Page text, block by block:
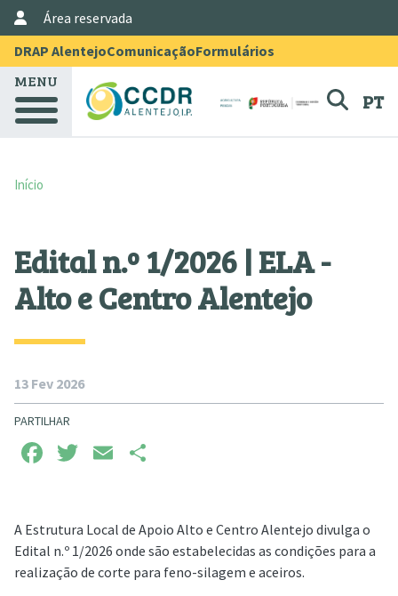
Passar para o conteúdo principal
Menu Topo
DRAP AlentejoComunicaçãoFormulários
User Account Menu
Área reservada
MENU
PT
Início
Edital n.º 1/2026 | ELA -
Alto e Centro Alentejo
13 Fev 2026
PARTILHAR
Facebook
TwitterEmail
A Estrutura Local de Apoio Alto e Centro Alentejo divulga o
Edital n.º 1/2026 onde são estabelecidas as condições para a
realização de corte para feno-silagem e aceiros.